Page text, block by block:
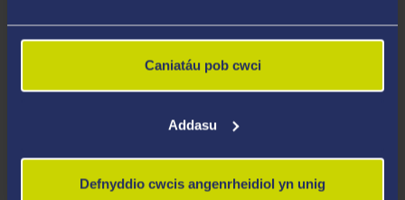
Caniatáu pob cwci
Addasu
Defnyddio cwcis angenrheidiol yn unig
24 Tachwedd 2021
Cyllid ychwanegol gwerth £1.73m i ehangu prosiect ym